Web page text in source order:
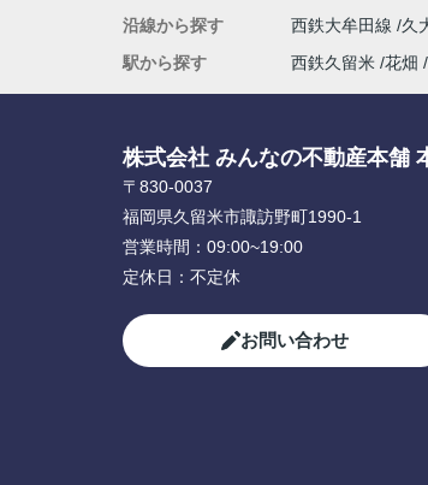
沿線から探す
西鉄大牟田線 久
駅から探す
西鉄久留米 花畑
株式会社 みんなの不動産本舗
〒830-0037
福岡県久留米市諏訪野町1990-1
営業時間： 09:00~19:00
定休日： 不定休
お問い合わせ